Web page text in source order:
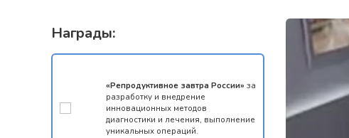
Награды:
«Репродуктивное завтра России» за
разработку и внедрение
инновационных методов
диагностики и лечения, выполнение
уникальных операций.
Орден
России»